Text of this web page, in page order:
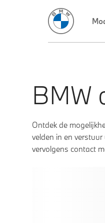
BMW
Ontdek de
velden in en
vervolgens contact